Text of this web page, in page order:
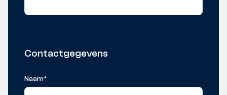
Contactgegevens
Naam*